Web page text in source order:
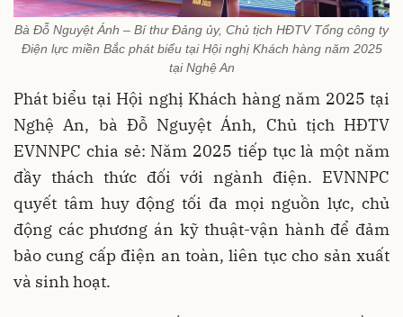
Bà Đỗ Nguyệt Ánh – Bí thư Đảng ủy, Chủ tịch HĐTV Tổng công ty
Điện lực miền Bắc phát biểu tại Hội nghị Khách hàng năm 2025
tại Nghệ An
Phát biểu tại Hội nghị Khách hàng năm 2025 tại
Nghệ An, bà Đỗ Nguyệt Ánh, Chủ tịch HĐTV
EVNNPC chia sẻ: Năm 2025 tiếp tục là một năm
đầy thách thức đối với ngành điện. EVNNPC
quyết tâm huy động tối đa mọi nguồn lực, chủ
động các phương án kỹ thuật-vận hành để đảm
bảo cung cấp điện an toàn, liên tục cho sản xuất
và sinh hoạt.